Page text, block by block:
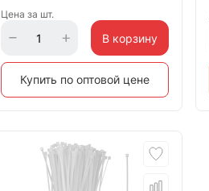
Цена за шт.
В корзину
Купить по оптовой цене